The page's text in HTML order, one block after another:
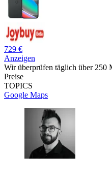
729 €
Anzeigen
Wir überprüfen täglich über 250
Preise
TOPICS
Google Maps